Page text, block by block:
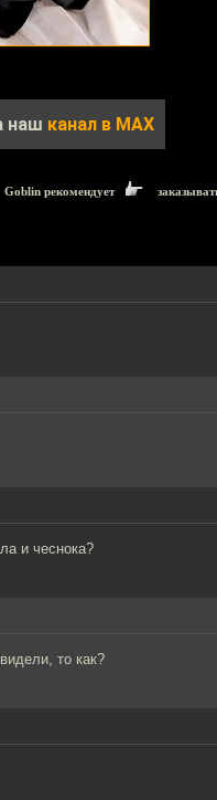
наш канал в MAX
Goblin рекомендует
и чеснока?
то как?